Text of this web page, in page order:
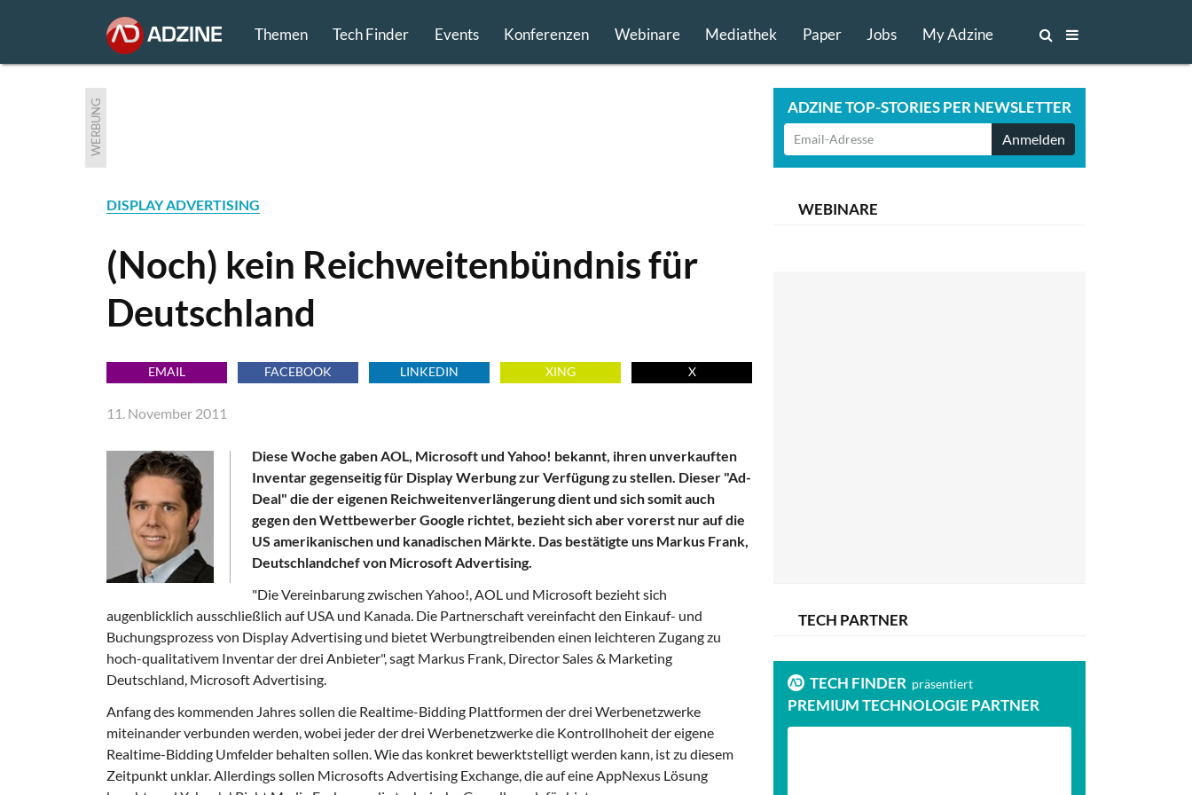
Themen Tech Finder Events Konferenzen Webinare Mediathek Paper Jobs My Adzine
WERBUNG ADZINE TOP-STORIES PER NEWSLETTER
Anmelden
DISPLAY ADVERTISING
(Noch) kein Reichweitenbündnis für
Deutschland
EMAIL FACEBOOK LINKEDIN XING X
11. November 2011
Diese Woche gaben AOL, Microsoft und Yahoo! bekannt, ihren unverkauften
Inventar gegenseitig für Display Werbung zur Verfügung zu stellen. Dieser "Ad-
Deal" die der eigenen Reichweitenverlängerung dient und sich somit auch
gegen den Wettbewerber Google richtet, bezieht sich aber vorerst nur auf die
US amerikanischen und kanadischen Märkte. Das bestätigte uns Markus Frank,
Deutschlandchef von Microsoft Advertising.
"Die Vereinbarung zwischen Yahoo!, AOL und Microsoft bezieht sich
augenblicklich ausschließlich auf USA und Kanada. Die Partnerschaft vereinfacht den Einkauf- und
Buchungsprozess von Display Advertising und bietet Werbungtreibenden einen leichteren Zugang zu
hoch-qualitativem Inventar der drei Anbieter", sagt Markus Frank, Director Sales & Marketing
Deutschland, Microsoft Advertising.
Anfang des kommenden Jahres sollen die Realtime-Bidding Plattformen der drei Werbenetzwerke
miteinander verbunden werden, wobei jeder der drei Werbenetzwerke die Kontrollhoheit der eigene
Realtime-Bidding Umfelder behalten sollen. Wie das konkret bewerktstelligt werden kann, ist zu diesem
Zeitpunkt unklar. Allerdings sollen Microsofts Advertising Exchange, die auf eine AppNexus Lösung
WEBINARE
TECH PARTNER
TECH FINDER präsentiert
PREMIUM TECHNOLOGIE PARTNER